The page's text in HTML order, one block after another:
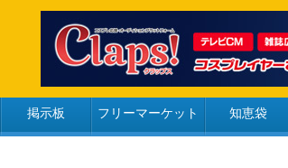
掲示板 フリーマーケット 知恵袋